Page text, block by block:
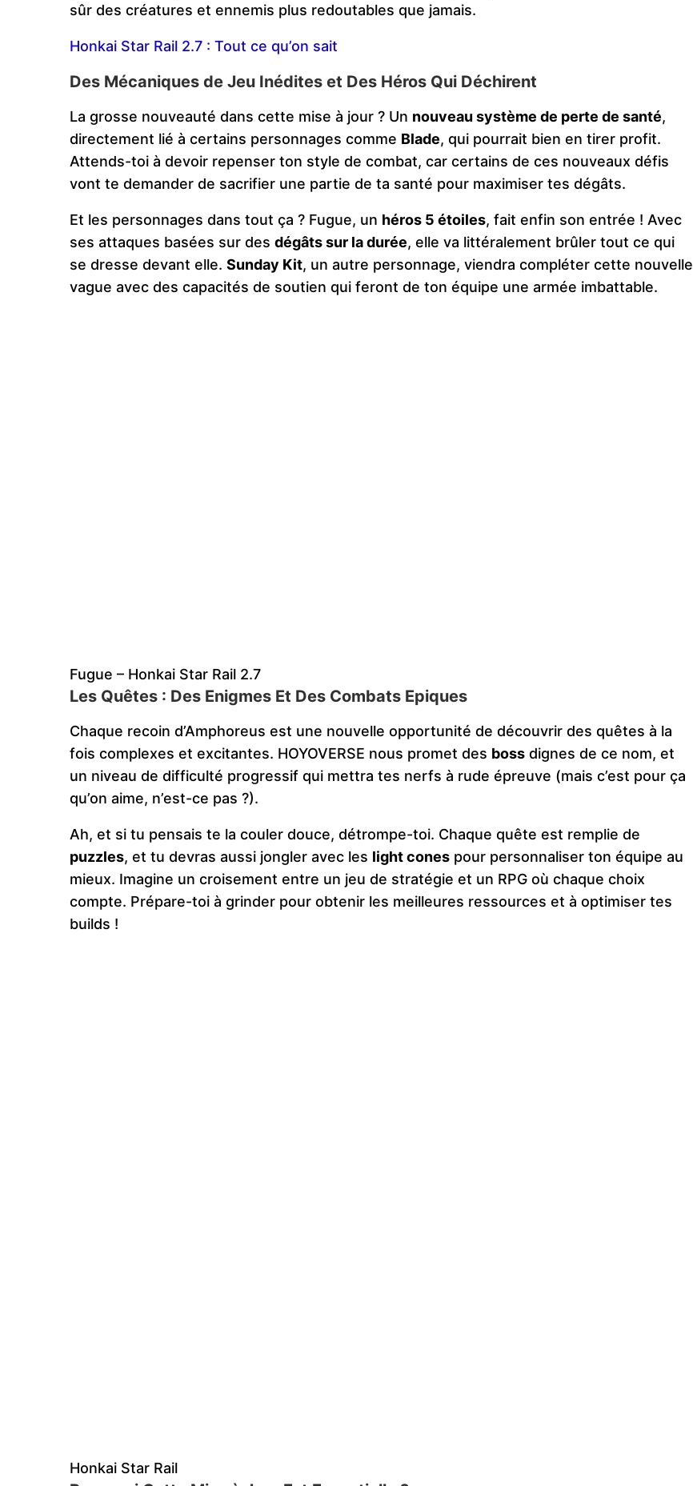
sûr des créatures et ennemis plus redoutables que jamais.
Honkai Star Rail 2.7 : Tout ce qu’on sait
Des Mécaniques de Jeu Inédites et Des Héros Qui Déchirent
La grosse nouveauté dans cette mise à jour ? Un nouveau système de perte de santé,
directement lié à certains personnages comme Blade, qui pourrait bien en tirer profit.
Attends-toi à devoir repenser ton style de combat, car certains de ces nouveaux défis
vont te demander de sacrifier une partie de ta santé pour maximiser tes dégâts.
Et les personnages dans tout ça ? Fugue, un héros 5 étoiles, fait enfin son entrée ! Avec
ses attaques basées sur des dégâts sur la durée, elle va littéralement brûler tout ce qui
se dresse devant elle. Sunday Kit, un autre personnage, viendra compléter cette nouvelle
vague avec des capacités de soutien qui feront de ton équipe une armée imbattable.
Fugue – Honkai Star Rail 2.7
Les Quêtes : Des Enigmes Et Des Combats Epiques
Chaque recoin d’Amphoreus est une nouvelle opportunité de découvrir des quêtes à la
fois complexes et excitantes. HOYOVERSE nous promet des boss dignes de ce nom, et
un niveau de difficulté progressif qui mettra tes nerfs à rude épreuve (mais c’est pour ça
qu’on aime, n’est-ce pas ?).
Ah, et si tu pensais te la couler douce, détrompe-toi. Chaque quête est remplie de
puzzles, et tu devras aussi jongler avec les light cones pour personnaliser ton équipe au
mieux. Imagine un croisement entre un jeu de stratégie et un RPG où chaque choix
compte. Prépare-toi à grinder pour obtenir les meilleures ressources et à optimiser tes
builds !
Honkai Star Rail